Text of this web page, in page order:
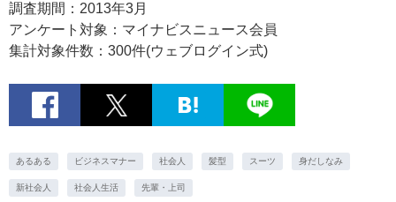
調査期間：2013年3月
アンケート対象：マイナビスニュース会員
集計対象件数：300件(ウェブログイン式)
あるある ビジネスマナー 社会人 髪型 スーツ 身だしなみ
新社会人 社会人生活 先輩・上司